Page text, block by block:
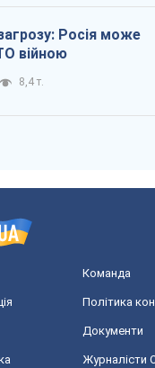
Росія може
війною
8,4 т.
Команда
Політика
Документи
Журналісти